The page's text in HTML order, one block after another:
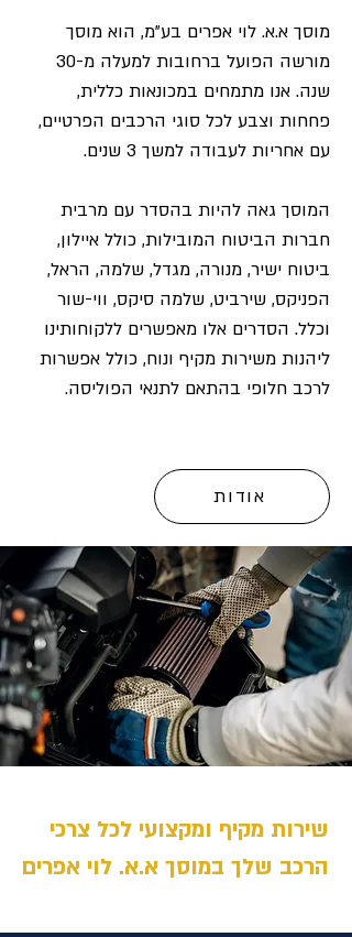
מוסך א.א. לוי אפרים בע"מ, הוא מוסך
מורשה הפועל ברחובות למעלה מ-30
שנה. אנו מתמחים במכונאות כללית,
פחחות וצבע לכל סוגי הרכבים הפרטיים,
עם אחריות לעבודה למשך 3 שנים.
המוסך גאה להיות בהסדר עם מרבית
חברות הביטוח המובילות, כולל איילון,
ביטוח ישיר, מנורה, מגדל, שלמה, הראל,
הפניקס, שירביט, שלמה סיקס, ווי-שור
וכלל. הסדרים אלו מאפשרים ללקוחותינו
ליהנות משירות מקיף ונוח, כולל אפשרות
לרכב חלופי בהתאם לתנאי הפוליסה.
אודות
שירות מקיף ומקצועי לכל צרכי
הרכב שלך במוסך א.א. לוי אפרים